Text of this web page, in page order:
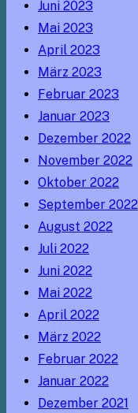
Juni 2023
Mai 2023
April 2023
März 2023
Februar 2023
Januar 2023
Dezember 2022
November 2022
Oktober 2022
September 2022
August 2022
Juli 2022
Juni 2022
Mai 2022
April 2022
März 2022
Februar 2022
Januar 2022
Dezember 2021